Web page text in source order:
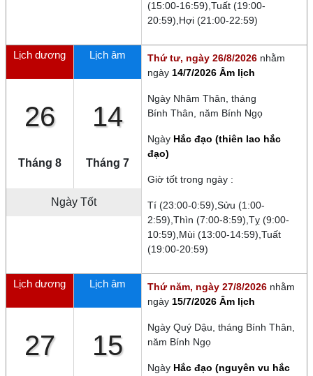
(15:00-16:59),Tuất (19:00-
20:59),Hợi (21:00-22:59)
Lịch dương
26
Tháng 8
Lịch âm
14
Tháng 7
Ngày Tốt
Thứ tư, ngày 26/8/2026 nhằm
ngày 14/7/2026 Âm lịch
Ngày Nhâm Thân , tháng
Bính Thân , năm Bính Ngọ
Ngày Hắc đạo (thiên lao hắc
đạo)
Giờ tốt trong ngày :
Tí (23:00-0:59),Sửu (1:00-
2:59),Thìn (7:00-8:59),Tỵ (9:00-
10:59),Mùi (13:00-14:59),Tuất
(19:00-20:59)
Lịch dương
27
Lịch âm
15
Thứ năm, ngày 27/8/2026 nhằm
ngày 15/7/2026 Âm lịch
Ngày Quý Dậu , tháng Bính Thân
năm Bính Ngọ
Ngày Hắc đạo (nguyên vu hắc